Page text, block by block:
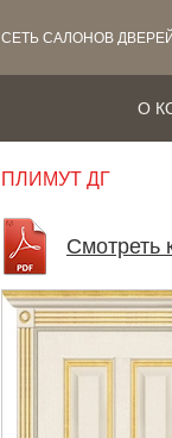
СЕТЬ САЛОНОВ
О
ПЛИМУТ ДГ
Смотреть